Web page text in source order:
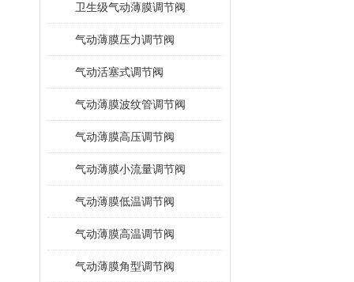
卫生级气动薄膜调节阀
气动薄膜压力调节阀
气动活塞式调节阀
气动薄膜波纹管调节阀
气动薄膜高压调节阀
气动薄膜小流量调节阀
气动薄膜低温调节阀
气动薄膜高温调节阀
气动薄膜角型调节阀